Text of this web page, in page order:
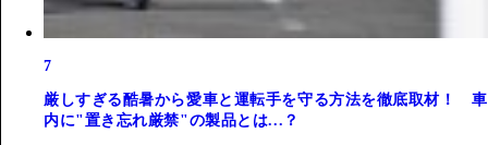
7
厳しすぎる酷暑から愛車と運転手を守る方法を徹底取材！ 車
内に"置き忘れ厳禁"の製品とは...？